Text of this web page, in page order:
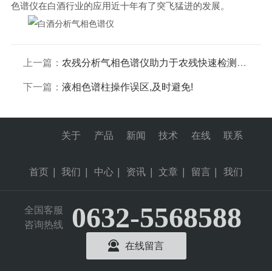
色谱仪在白酒行业的应用近十年有了突飞猛进的发展。
上一篇： 农残分析气相色谱仪助力于农残快速检测分析
下一篇： 液相色谱柱操作误区,及时避免!
首页
关于
我们
产品
中心
新闻
资讯
技术
文章
在线
留言
联系
我们
全国客服
咨询热线
0632-5568588
在线留言